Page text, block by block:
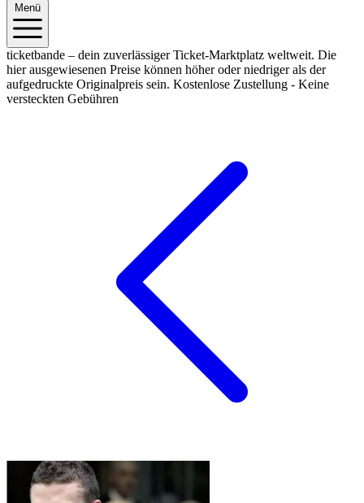
Menü
ticketbande – dein zuverlässiger Ticket-Marktplatz weltweit. Die
hier ausgewiesenen Preise können höher oder niedriger als der
aufgedruckte Originalpreis sein. Kostenlose Zustellung - Keine
versteckten Gebühren